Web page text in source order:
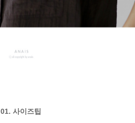
01. 사이즈팁